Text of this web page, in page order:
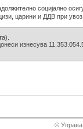
социјално
царини и ДДВ при увоз.
изнесува
© Управа